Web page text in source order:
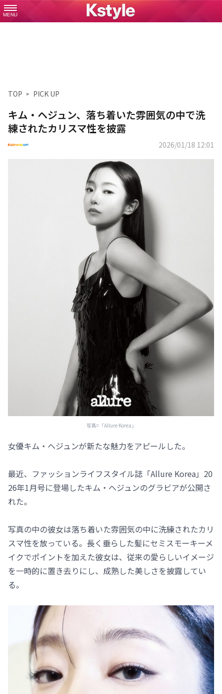
MENU
TOP PICK UP
キム・ヘジュン、落ち着いた雰囲気の中で洗
練されたカリスマ性を披露
2026/01/18 12:01
写真=「Allure Korea」
女優キム・ヘジュンが新たな魅力をアピールした。
最近、ファッションライフスタイル誌「Allure Korea」20
26年1月号に登場したキム・ヘジュンのグラビアが公開さ
れた。
写真の中の彼女は落ち着いた雰囲気の中に洗練されたカリ
スマ性を放っている。長く垂らした髪にセミスモーキーメ
イクでポイントを加えた彼女は、従来の愛らしいイメージ
を一時的に置き去りにし、成熟した美しさを披露してい
る。